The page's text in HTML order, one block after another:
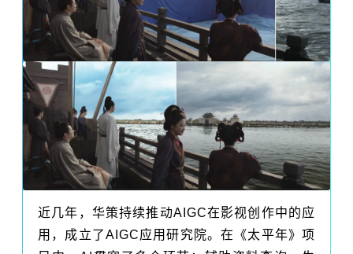
近几年，华策持续推动AIGC在影视创作中的应
用，成立了AIGC应用研究院。在《太平年》项